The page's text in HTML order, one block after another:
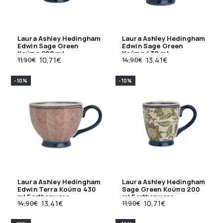
Laura Ashley Hedingham
Edwin Sage Green
Κούπα 200 ml
Earthenware
11,90€ 10,71€
Laura Ashley Hedingham
Edwin Sage Green
Κούπα 430 ml
Earthenware
14,90€ 13,41€
-10%
Laura Ashley Hedingham
Edwin Terra Κούπα 430
ml Earthenware
14,90€ 13,41€
-10%
Laura Ashley Hedingham
Sage Green Κούπα 200
ml Earthenware
11,90€ 10,71€